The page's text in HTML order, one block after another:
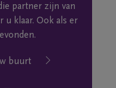
partner zijn van
u klaar. Ook als er
buurt